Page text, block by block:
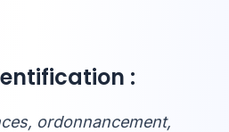
:
ordonnancement,